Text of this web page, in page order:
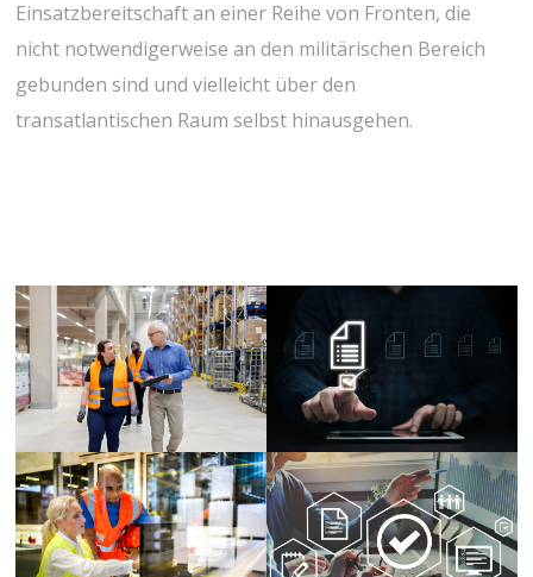
Einsatzbereitschaft an einer Reihe von Fronten, die
nicht notwendigerweise an den militärischen Bereich
gebunden sind und vielleicht über den
transatlantischen Raum selbst hinausgehen.